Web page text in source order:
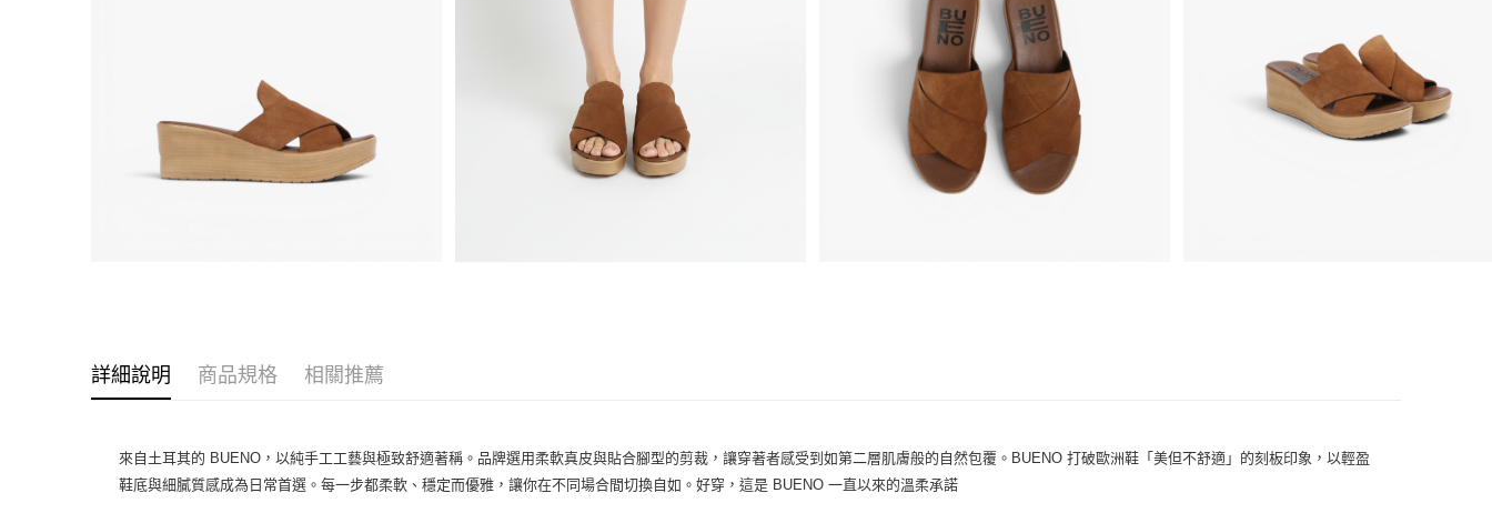
ATM付款
運送方式
免運費
楔型鞋、厚底鞋
款式 涼鞋、拖鞋
都會時尚
分享 客服
詳細說明 商品規格 相關推薦
來自土耳其的 BUENO，以純手工工藝與極致舒適著稱。品牌選用柔軟真皮與貼合腳型的剪裁，讓穿著者感受到如第二層肌膚般的自然包覆。BUENO 打破歐洲鞋「美但不舒適」的刻板印象，以輕盈
鞋底與細膩質感成為日常首選。每一步都柔軟、穩定而優雅，讓你在不同場合間切換自如。好穿，這是 BUENO 一直以來的溫柔承諾